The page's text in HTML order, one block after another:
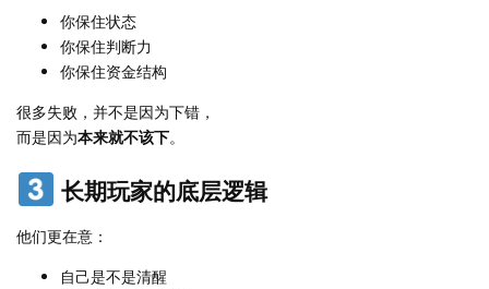
你保住状态
你保住判断力
你保住资金结构
很多失败，并不是因为下错，
而是因为本来就不该下。
长期玩家的底层逻辑
他们更在意：
自己是不是清醒